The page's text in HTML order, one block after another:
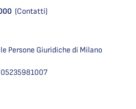
(Contatti)
Persone Giuridiche di Milano
05235981007